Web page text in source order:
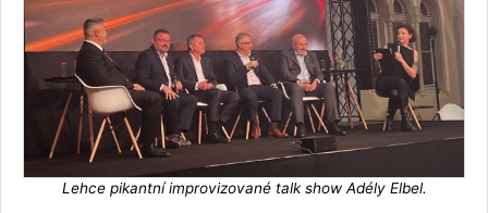
Lehce pikantní improvizované talk show Adély Elbel.